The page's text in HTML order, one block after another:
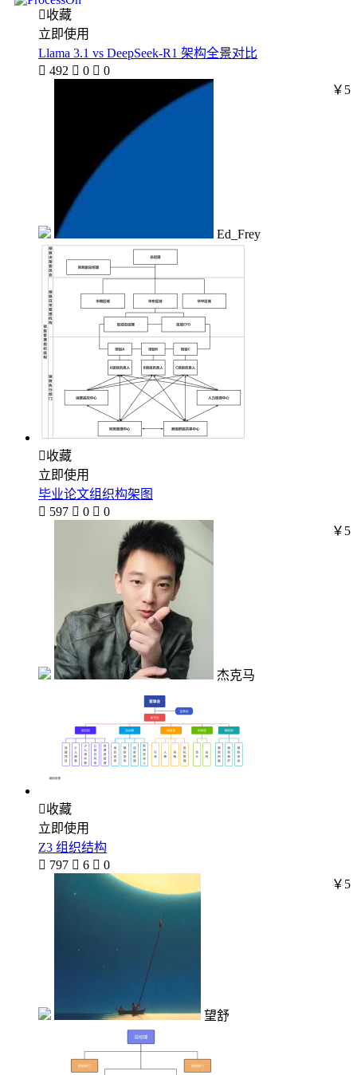
收藏
立即使用
Llama 3.1 vs DeepSeek-R1 架构全景对比
 492  0  0
Ed_Frey
￥5
收藏
立即使用
毕业论文组织构架图
 597  0  0
杰克马
￥5
收藏
立即使用
Z3 组织结构
 797  6  0
望舒
￥5